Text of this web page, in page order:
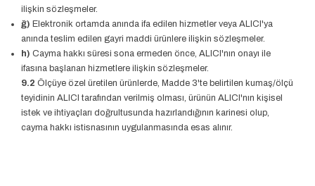
ilişkin sözleşmeler.
ğ) Elektronik ortamda anında ifa edilen hizmetler veya ALICI'ya
anında teslim edilen gayri maddi ürünlere ilişkin sözleşmeler.
h) Cayma hakkı süresi sona ermeden önce, ALICI'nın onayı ile
ifasına başlanan hizmetlere ilişkin sözleşmeler.
9.2 Ölçüye özel üretilen ürünlerde, Madde 3'te belirtilen kumaş/ölçü
teyidinin ALICI tarafından verilmiş olması, ürünün ALICI'nın kişisel
istek ve ihtiyaçları doğrultusunda hazırlandığının karinesi olup,
cayma hakkı istisnasının uygulanmasında esas alınır.